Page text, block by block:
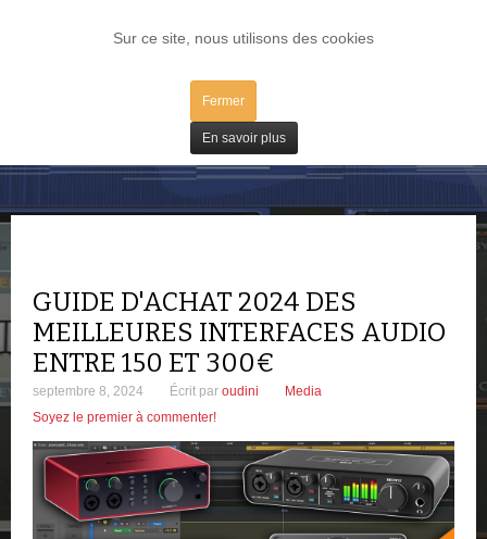
Sur ce site, nous utilisons des cookies
Fermer
En savoir plus
LOG IN
GUIDE D'ACHAT 2024 DES
MEILLEURES INTERFACES AUDIO
ENTRE 150 ET 300€
septembre 8, 2024 Écrit par oudini
Media
Soyez le premier à commenter!